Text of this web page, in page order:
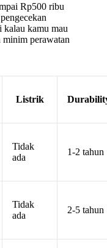
Rp500 ribu
kalau kamu mau
minim perawatan
Listrik
Tidak
ada
1-2 tahun
Tidak
ada
2-5 tahun